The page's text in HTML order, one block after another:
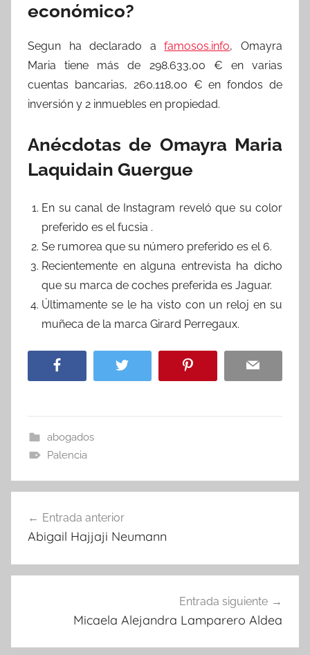
económico?
Segun ha declarado afamosos.info, Omayra
Maria tiene más de 298.633,00 € en varias
cuentas bancarias, 260.118,00 € en fondos de
inversión y 2 inmuebles en propiedad.
Anécdotas de Omayra Maria
Laquidain Guergue
En su canal de Instagram reveló que su color
preferido es el fucsia .
Se rumorea que su número preferido es el 6.
Recientemente en alguna entrevista ha dicho
que su marca de coches preferida es Jaguar.
Últimamente se le ha visto con un reloj en su
muñeca de la marca Girard Perregaux.
abogados
Palencia
de
Entrada anterior
Abigail Hajjaji Neumann
Entrada siguiente
Micaela Alejandra Lamparero Aldea